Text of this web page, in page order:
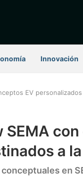
Innovación
EV
SEMA
a
en